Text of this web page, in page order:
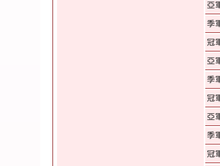
亞
季
冠
亞
季
冠
亞
季
冠